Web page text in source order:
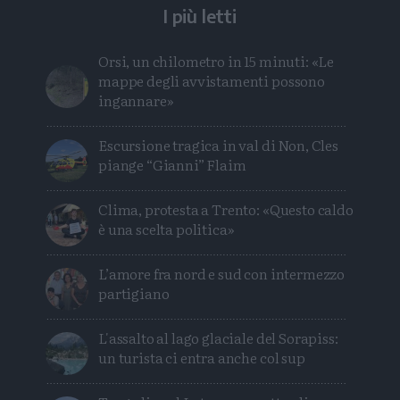
I più letti
Orsi, un chilometro in 15 minuti: «Le
mappe degli avvistamenti possono
ingannare»
Escursione tragica in val di Non, Cles
piange “Gianni” Flaim
Clima, protesta a Trento: «Questo caldo
è una scelta politica»
L’amore fra nord e sud con intermezzo
partigiano
L'assalto al lago glaciale del Sorapiss:
un turista ci entra anche col sup